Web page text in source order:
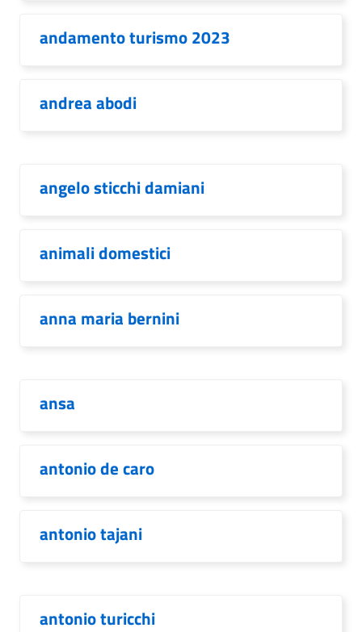
andamento turismo 2023
andrea abodi
angelo sticchi damiani
animali domestici
anna maria bernini
ansa
antonio de caro
antonio tajani
antonio turicchi